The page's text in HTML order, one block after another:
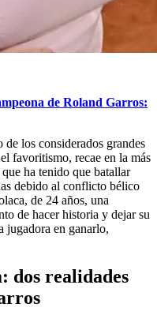
de Roland Garros:
los considerados grandes
favoritismo, recae en la más
ha tenido que batallar
debido al conflicto bélico
de 24 años, una
de hacer historia y dejar su
jugadora en ganarlo,
dos realidades